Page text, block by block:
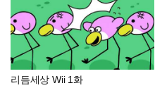
리듬세상 Wii 1화